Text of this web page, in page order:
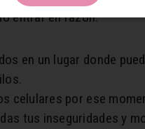
entrar en razón.
en un lugar donde
celulares por ese
tus inseguridades y